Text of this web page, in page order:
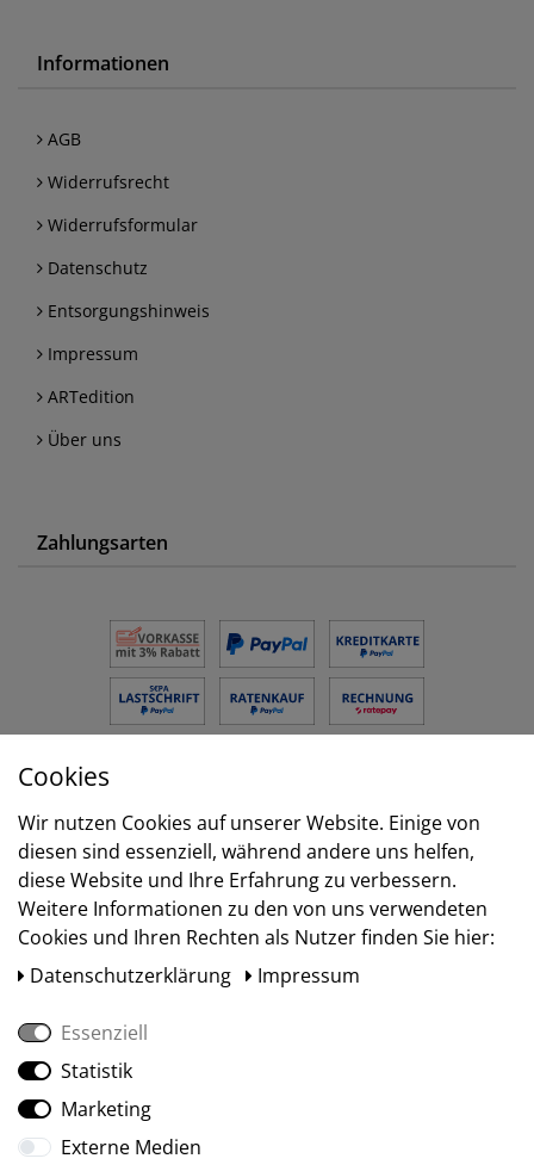
Informationen
AGB
Widerrufsrecht
Widerrufsformular
Datenschutz
Entsorgungshinweis
Impressum
ARTedition
Über uns
Zahlungsarten
Versand
Social Media
Cookies
Wir nutzen Cookies auf unserer Website. Einige von
diesen sind essenziell, während andere uns helfen,
diese Website und Ihre Erfahrung zu verbessern.
Weitere Informationen zu den von uns verwendeten
Cookies und Ihren Rechten als Nutzer finden Sie hier:
Daten­schutz­erklärung
Impressum
Essenziell
Statistik
Marketing
Externe Medien